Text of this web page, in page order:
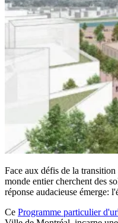
Face aux défis de la
monde entier cherchent des
réponse audacieuse émerge:
Ce Programme particulier